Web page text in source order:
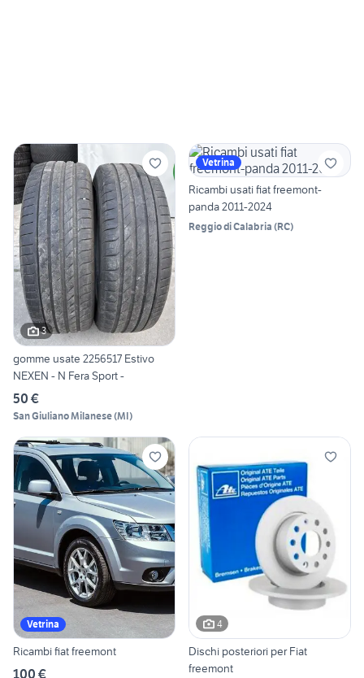
3
gomme usate 2256517 Estivo
NEXEN - N Fera Sport -
50 €
San Giuliano Milanese(MI)
Vetrina
Ricambi usati fiat freemont-
panda 2011-2024
Reggio di Calabria (RC)
Vetrina
Ricambi fiat freemont
100 €
4
Dischi posteriori per Fiat
freemont